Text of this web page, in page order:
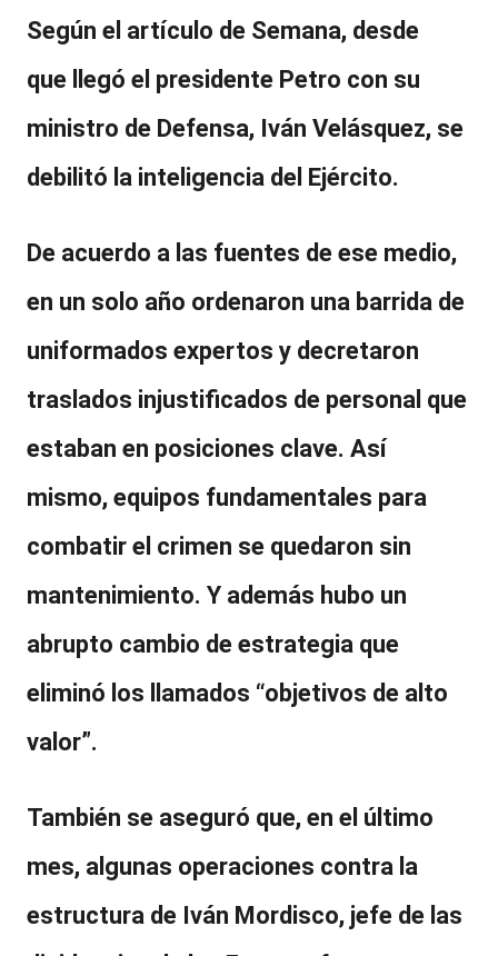
Según el artículo de Semana, desde
que
llegó el presidente Petro con su
ministro de Defensa, Iván Velásquez, se
debilitó la inteligencia del Ejército.
De acuerdo a las fuentes de ese medio,
en un solo año ordenaron una barrida de
uniformados expertos y decretaron
traslados injustificados de personal que
estaban en posiciones clave. Así
mismo, equipos fundamentales para
combatir el crimen se quedaron sin
mantenimiento. Y además hubo un
abrupto cambio de estrategia que
eliminó los llamados “objetivos de alto
valor”.
También se aseguró que, en el último
mes, algunas operaciones contra la
estructura de Iván Mordisco, jefe de las